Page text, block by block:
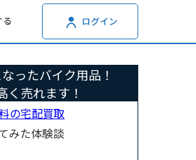
る ログイン
ったバイク用品！
く売れます！
の宅配買取
みた体験談